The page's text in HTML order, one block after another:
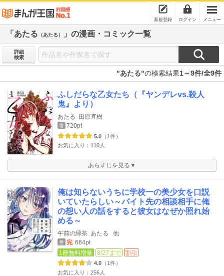
新規登録 ログイン メニュー
「あたる （あたる） 」の漫画・コミック一覧
詳細
検索
"あたる"の検索結果1～9件/全9件
ふしだらな乙女たち（『ヤンデレvs.殺人
鬼』より）
あたる 田原直樹
巻 720pt
5.0 （1件）
お気に入り：110人
あらすじを見る▼
俺は知らないうちに学校一の美少女を口説
いていたらしい～バイト先の相談相手に俺
の想い人の話をすると彼女はなぜか照れ始
める～
午前の緑茶 あたる 他
巻 完 664pt
1冊無料増量
8/27まで 割引
4.0 （1件）
お気に入り：256人